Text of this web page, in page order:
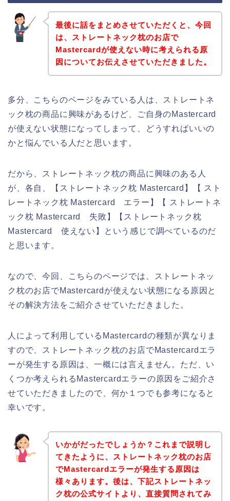
最後に話をまとめさせていただくと、今回
は、ストレートネック枕のお店で
Mastercardが使えない時に考えられる原
因についてお伝えさせていただきました。
多分、こちらのページをみている人は、ストレートネ
ック枕の商品に興味があるけど、ご自身のMastercard
が使えない状態になってしまって、どうすればいいの
かと悩んでいる人だと思います。
だから、ストレートネック枕の商品に興味のある人
が、各自、【ストレートネック枕 Mastercard】【 スト
レートネック枕 Mastercard エラー】【 ストレートネ
ック枕 Mastercard 失敗】【ストレートネック枕
Mastercard 使えない】という感じで調べているのだ
と思います。
なので、今回、こちらのページでは、ストレートネッ
ク枕のお店でMastercardが使えない状態になる原因と
その解決方法をご紹介させていただきました。
人によって利用しているMastercardの種類が異なりま
すので、ストレートネック枕のお店でMastercardエラ
ーが発生する原因は、一概には言えません。ただ、い
くつか考えられるMastercardエラーの原因をご紹介さ
せていただきましたので、何か１つでも参考になると
幸いです。
いかがだったでしょうか？これまで説明し
てきたように、ストレートネック枕のお店
でMastercardエラーが発生する原因は
様々あります。後は、下記ストレートネッ
ク枕の公式サイトより、直接質問されてみ